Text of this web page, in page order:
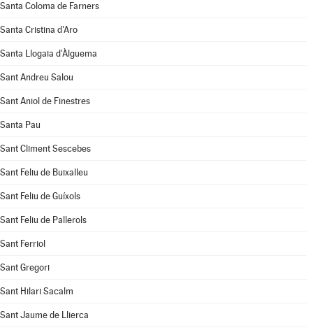
Santa Coloma de Farners
Santa Cristina d'Aro
Santa Llogaia d'Àlguema
Sant Andreu Salou
Sant Aniol de Finestres
Santa Pau
Sant Climent Sescebes
Sant Feliu de Buixalleu
Sant Feliu de Guíxols
Sant Feliu de Pallerols
Sant Ferriol
Sant Gregori
Sant Hilari Sacalm
Sant Jaume de Llierca